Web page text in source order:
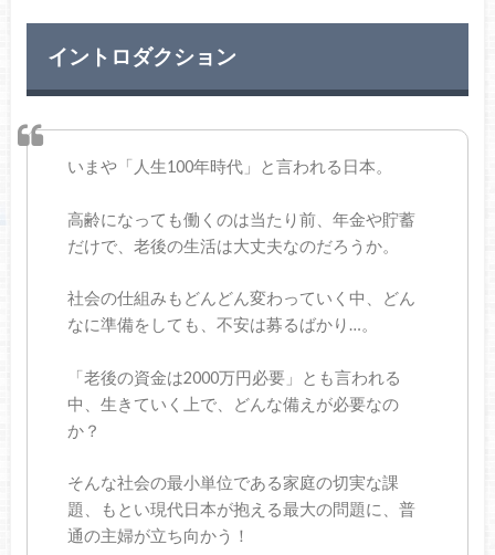
イントロダクション
いまや「人生100年時代」と言われる日本。
高齢になっても働くのは当たり前、年金や貯蓄
だけで、老後の生活は大丈夫なのだろうか。
社会の仕組みもどんどん変わっていく中、どん
なに準備をしても、不安は募るばかり…。
「老後の資金は2000万円必要」とも言われる
中、生きていく上で、どんな備えが必要なの
か？
そんな社会の最小単位である家庭の切実な課
題、もとい現代日本が抱える最大の問題に、普
通の主婦が立ち向かう！